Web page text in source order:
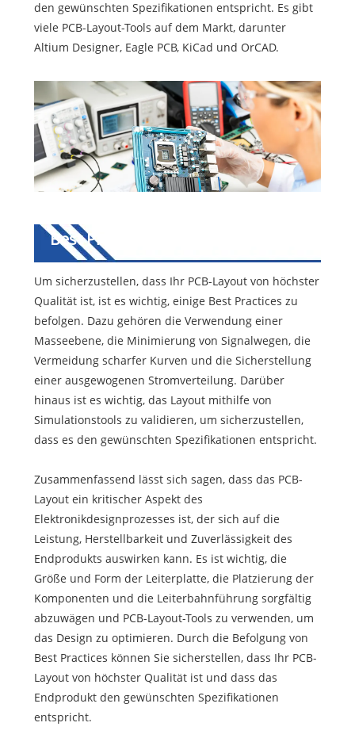
den gewünschten Spezifikationen entspricht. Es gibt
viele PCB-Layout-Tools auf dem Markt, darunter
Altium Designer, Eagle PCB, KiCad und OrCAD.
Best Practices für das PCB-Layout
Um sicherzustellen, dass Ihr PCB-Layout von höchster
Qualität ist, ist es wichtig, einige Best Practices zu
befolgen. Dazu gehören die Verwendung einer
Masseebene, die Minimierung von Signalwegen, die
Vermeidung scharfer Kurven und die Sicherstellung
einer ausgewogenen Stromverteilung. Darüber
hinaus ist es wichtig, das Layout mithilfe von
Simulationstools zu validieren, um sicherzustellen,
dass es den gewünschten Spezifikationen entspricht.
Zusammenfassend lässt sich sagen, dass das PCB-
Layout ein kritischer Aspekt des
Elektronikdesignprozesses ist, der sich auf die
Leistung, Herstellbarkeit und Zuverlässigkeit des
Endprodukts auswirken kann. Es ist wichtig, die
Größe und Form der Leiterplatte, die Platzierung der
Komponenten und die Leiterbahnführung sorgfältig
abzuwägen und PCB-Layout-Tools zu verwenden, um
das Design zu optimieren. Durch die Befolgung von
Best Practices können Sie sicherstellen, dass Ihr PCB-
Layout von höchster Qualität ist und dass das
Endprodukt den gewünschten Spezifikationen
entspricht.